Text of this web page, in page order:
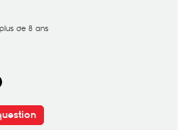
de 8 ans